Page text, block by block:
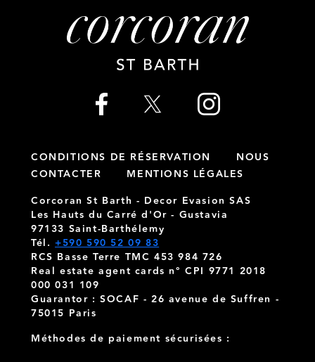
CONDITIONS DE RÉSERVATION
NOUS
CONTACTER
MENTIONS LÉGALES
Corcoran St Barth - Decor Evasion SAS
Les Hauts du Carré d'Or - Gustavia
97133 Saint-Barthélemy
Tél. +590 590 52 09 83
RCS Basse Terre TMC 453 984 726
Real estate agent cards n° CPI 9771 2018
000 031 109
Guarantor : SOCAF - 26 avenue de Suffren -
75015 Paris
Méthodes de paiement sécurisées :